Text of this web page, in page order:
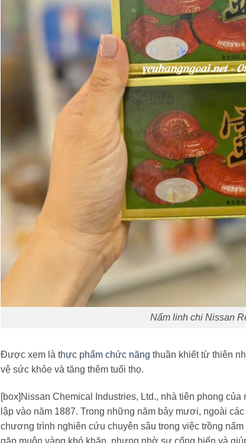
Nấm linh chi Nissan
Được xem là thực phẩm chức năng thuần khiết từ thiên
vệ sức khỏe và tăng thêm tuổi thọ.
[box]Nissan Chemical Industries, Ltd., nhà tiên phong
lập vào năm 1887. Trong những năm bảy mươi, ngoài
chương trình nghiên cứu chuyên sâu trong việc trồng
gặp muôn vàng khó khăn, nhưng nhờ sự cống hiến và